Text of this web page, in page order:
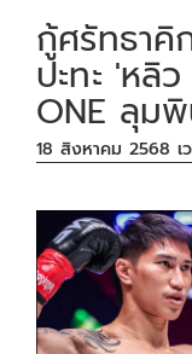
กู้ศรัทธาคิ
ปะทะ 'หลิ
ONE ลุม
18 สิงหาคม 2568 เว